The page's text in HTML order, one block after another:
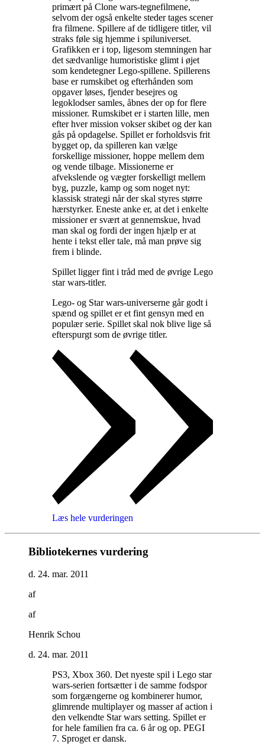
primært på Clone wars-tegnefilmene,
selvom der også enkelte steder tages scener
fra filmene. Spillere af de tidligere titler, vil
straks føle sig hjemme i spiluniverset.
Grafikken er i top, ligesom stemningen har
det sædvanlige humoristiske glimt i øjet
som kendetegner Lego-spillene. Spillerens
base er rumskibet og efterhånden som
opgaver løses, fjender besejres og
legoklodser samles, åbnes der op for flere
missioner. Rumskibet er i starten lille, men
efter hver mission vokser skibet og der kan
gås på opdagelse. Spillet er forholdsvis frit
bygget op, da spilleren kan vælge
forskellige missioner, hoppe mellem dem
og vende tilbage. Missionerne er
afvekslende og vægter forskelligt mellem
byg, puzzle, kamp og som noget nyt:
klassisk strategi når der skal styres større
hærstyrker. Eneste anke er, at det i enkelte
missioner er svært at gennemskue, hvad
man skal og fordi der ingen hjælp er at
hente i tekst eller tale, må man prøve sig
frem i blinde.
Spillet ligger fint i tråd med de øvrige Lego
star wars-titler.
Lego- og Star wars-universerne går godt i
spænd og spillet er et fint gensyn med en
populær serie. Spillet skal nok blive lige så
efterspurgt som de øvrige titler.
Læs hele vurderingen
Bibliotekernes vurdering
d. 24. mar. 2011
af
af
Henrik Schou
d. 24. mar. 2011
PS3, Xbox 360. Det nyeste spil i Lego star
wars-serien fortsætter i de samme fodspor
som forgængerne og kombinerer humor,
glimrende multiplayer og masser af action i
den velkendte Star wars setting. Spillet er
for hele familien fra ca. 6 år og op. PEGI
7. Sproget er dansk.